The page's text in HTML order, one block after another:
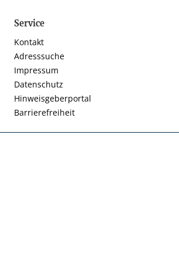
Service
Kontakt
Adresssuche
Impressum
Datenschutz
Hinweisgeberportal
Barrierefreiheit